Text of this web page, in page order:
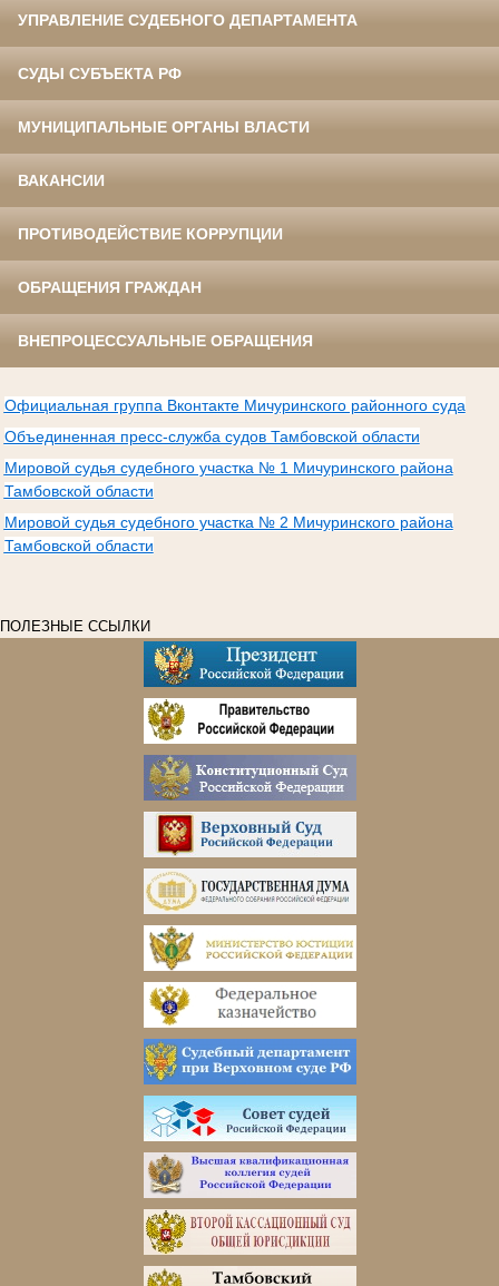
УПРАВЛЕНИЕ СУДЕБНОГО ДЕПАРТАМЕНТА
СУДЫ СУБЪЕКТА РФ
МУНИЦИПАЛЬНЫЕ ОРГАНЫ ВЛАСТИ
ВАКАНСИИ
ПРОТИВОДЕЙСТВИЕ КОРРУПЦИИ
ОБРАЩЕНИЯ ГРАЖДАН
ВНЕПРОЦЕССУАЛЬНЫЕ ОБРАЩЕНИЯ
Официальная группа Вконтакте Мичуринского районного суда
Объединенная пресс-служба судов Тамбовской области
Мировой судья судебного участка № 1 Мичуринского района
Тамбовской области
Мировой судья судебного участка № 2 Мичуринского района
Тамбовской области
ПОЛЕЗНЫЕ ССЫЛКИ